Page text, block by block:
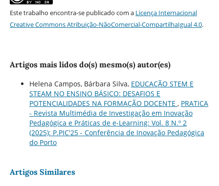
Este trabalho encontra-se publicado com a Licença Internacional
Creative Commons Atribuição-NãoComercial-CompartilhaIgual 4.0.
Artigos mais lidos do(s) mesmo(s) autor(es)
Helena Campos, Bárbara Silva, EDUCAÇÃO STEM E
STEAM NO ENSINO BÁSICO: DESAFIOS E
POTENCIALIDADES NA FORMAÇÃO DOCENTE , PRATICA
- Revista Multimédia de Investigação em Inovação
Pedagógica e Práticas de e-Learning: Vol. 8 N.º 2
(2025): P.PIC'25 - Conferência de Inovação Pedagógica
do Porto
Artigos Similares